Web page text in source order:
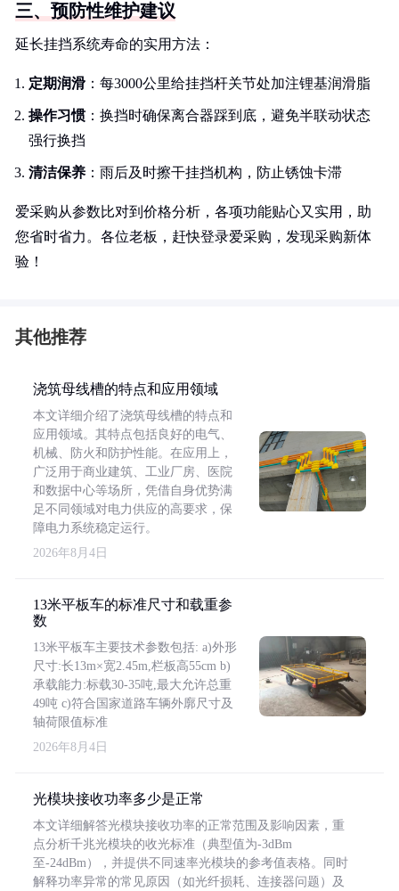
三、预防性维护建议
延长挂挡系统寿命的实用方法：
定期润滑 ：每3000公里给挂挡杆关节处加注锂基润滑脂
操作习惯：换挡时确保离合器踩到底，避免半联动状态
强行换挡
清洁保养 ：雨后及时擦干挂挡机构，防止锈蚀卡滞
爱采购从参数比对到价格分析，各项功能贴心又实用，助
您省时省力。各位老板，赶快登录爱采购，发现采购新体
验！
其他推荐
浇筑母线槽的特点和应用领域
本文详细介绍了浇筑母线槽的特点和
应用领域。其特点包括良好的电气、
机械、防火和防护性能。在应用上，
广泛用于商业建筑、工业厂房、医院
和数据中心等场所，凭借自身优势满
足不同领域对电力供应的高要求，保
障电力系统稳定运行。
2026年8月4日
13米平板车的标准尺寸和载重参
数
13米平板车主要技术参数包括: a)外形
尺寸:长13m×宽2.45m,栏板高55cm b)
承载能力:标载30-35吨,最大允许总重
49吨 c)符合国家道路车辆外廓尺寸及
轴荷限值标准
2026年8月4日
光模块接收功率多少是正常
本文详细解答光模块接收功率的正常范围及影响因素，重
点分析千兆光模块的收光标准（典型值为-3dBm
至-24dBm），并提供不同速率光模块的参考值表格。同时
解释功率异常的常见原因（如光纤损耗、连接器问题）及